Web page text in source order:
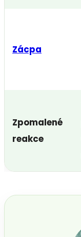
Zácpa
Zpomalené
reakce